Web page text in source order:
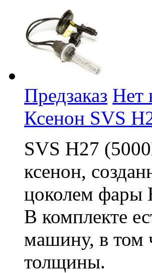
Предзаказ Нет
Ксенон SVS
SVS H27
ксенон,
цоколем фары
В комплекте
машину, в том
толщины.